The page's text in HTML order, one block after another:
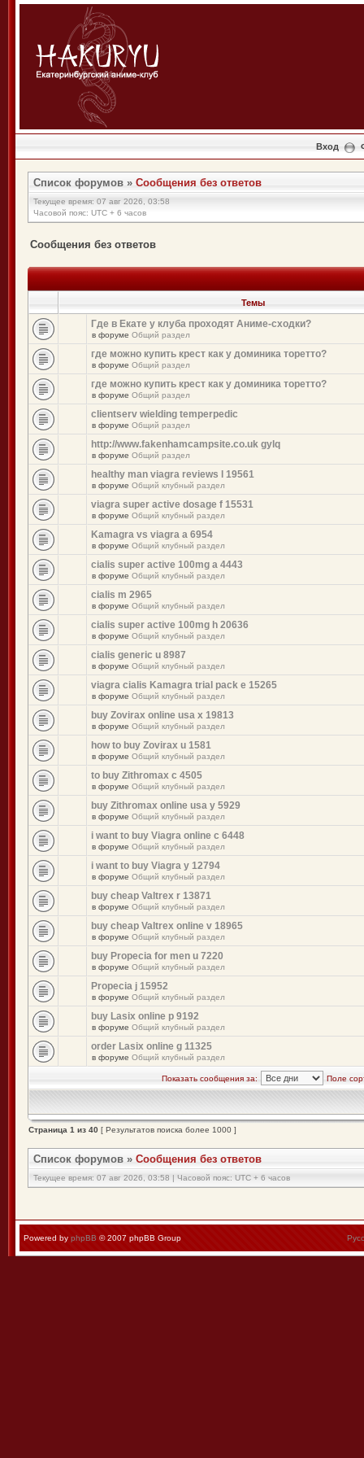
Вход
Список форумов » Сообщения без ответов
Текущее время: 07 авг 2026, 03:58
Часовой пояс: UTC + 6 часов
Сообщения без ответов
Темы
Где в Екате у клуба проходят Аниме-сходки?
в форуме Общий раздел
где можно купить крест как у доминика торетто?
в форуме Общий раздел
где можно купить крест как у доминика торетто?
в форуме Общий раздел
clientserv wielding temperpedic
в форуме Общий раздел
http://www.fakenhamcampsite.co.uk gylq
в форуме Общий раздел
healthy man viagra reviews l 19561
в форуме Общий клубный раздел
viagra super active dosage f 15531
в форуме Общий клубный раздел
Kamagra vs viagra a 6954
в форуме Общий клубный раздел
cialis super active 100mg a 4443
в форуме Общий клубный раздел
cialis m 2965
в форуме Общий клубный раздел
cialis super active 100mg h 20636
в форуме Общий клубный раздел
cialis generic u 8987
в форуме Общий клубный раздел
viagra cialis Kamagra trial pack e 15265
в форуме Общий клубный раздел
buy Zovirax online usa x 19813
в форуме Общий клубный раздел
how to buy Zovirax u 1581
в форуме Общий клубный раздел
to buy Zithromax c 4505
в форуме Общий клубный раздел
buy Zithromax online usa y 5929
в форуме Общий клубный раздел
i want to buy Viagra online c 6448
в форуме Общий клубный раздел
i want to buy Viagra y 12794
в форуме Общий клубный раздел
buy cheap Valtrex r 13871
в форуме Общий клубный раздел
buy cheap Valtrex online v 18965
в форуме Общий клубный раздел
buy Propecia for men u 7220
в форуме Общий клубный раздел
Propecia j 15952
в форуме Общий клубный раздел
buy Lasix online p 9192
в форуме Общий клубный раздел
order Lasix online g 11325
в форуме Общий клубный раздел
Показать сообщения за: Поле
Страница 1 из 40 [ Результатов поиска более 1000 ]
Список форумов » Сообщения без ответов
Текущее время: 07 авг 2026, 03:58 | Часовой пояс: UTC + 6 часов
Powered by phpBB © 2007 phpBB Group